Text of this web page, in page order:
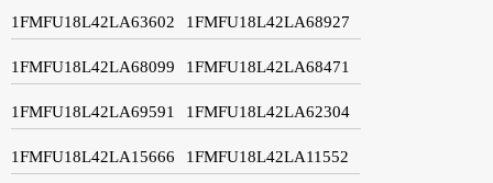
1FMFU18L42LA63602 1FMFU18L42LA68927
1FMFU18L42LA68099 1FMFU18L42LA68471
1FMFU18L42LA69591 1FMFU18L42LA62304
1FMFU18L42LA15666 1FMFU18L42LA11552